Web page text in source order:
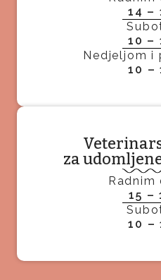
14 –
10 –
Nedjeljom i
10 –
za
Radnim
15 –
10 –